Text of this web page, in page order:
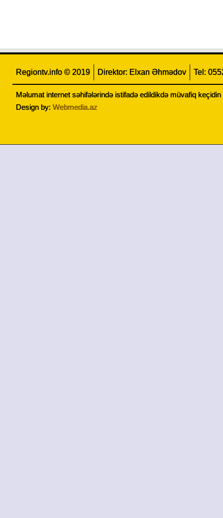
Regiontv.info © 2019 Direktor: Elxan Əhmədov Tel:
Məlumat internet səhifələrində istifadə edildikdə müvafiq keçidin
Design by: Webmedia.az